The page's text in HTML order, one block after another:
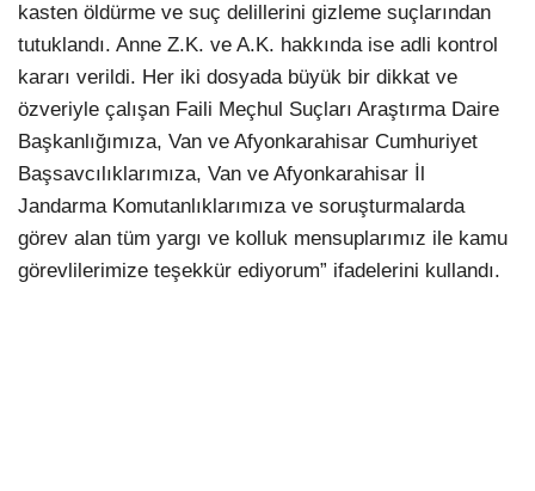
kasten öldürme ve suç delillerini gizleme suçlarından
tutuklandı. Anne Z.K. ve A.K. hakkında ise adli kontrol
kararı verildi. Her iki dosyada büyük bir dikkat ve
özveriyle çalışan Faili Meçhul Suçları Araştırma Daire
Başkanlığımıza, Van ve Afyonkarahisar Cumhuriyet
Başsavcılıklarımıza, Van ve Afyonkarahisar İl
Jandarma Komutanlıklarımıza ve soruşturmalarda
görev alan tüm yargı ve kolluk mensuplarımız ile kamu
görevlilerimize teşekkür ediyorum” ifadelerini kullandı.